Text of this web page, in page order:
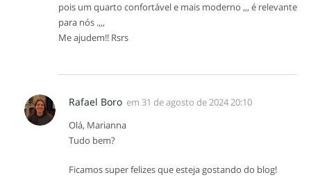
pois um quarto confortável e mais moderno ,,, é relevante
para nós .,,,
Me ajudem!! Rsrs
Rafael Boro em 31 de agosto de 2024 20:10
Olá, Marianna
Tudo bem?
Ficamos super felizes que esteja gostando do blog!